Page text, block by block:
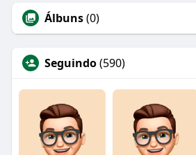
Álbuns(0)
Seguindo(590)